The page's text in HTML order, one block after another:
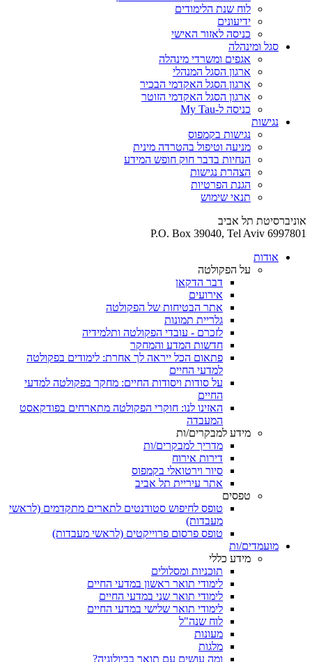
לוח שנת הלימודים
ידיעונים
כניסה לאזור האישי
סגל ומינהלה
אגפים ומשרדי מינהלה
ארגון הסגל המנהלי
ארגון הסגל האקדמי הבכיר
ארגון הסגל האקדמי הזוטר
כניסה ל-My Tau
נגישות
נגישות בקמפוס
מניעה וטיפול בהטרדה מינית
הנחיות בדבר חוק חופש המידע
הצהרת נגישות
הגנת הפרטיות
תנאי שימוש
אוניברסיטת תל אביב
P.O. Box 39040, Tel Aviv 6997801
אודות
על הפקולטה
דבר הדקאן
אירועים
אתר הבטיחות של הפקולטה
גלריית תמונות
לזכרם - עובדי הפקולטה ותלמידיה
חדשות המדע והמחקר
פתאום הכל ייראה לך אחרת: לימודים בפקולטה
למדעי החיים
על סודות ויסודות החיים: מחקר בפקולטה למדעי
החיים
האזינו לנו: חוקרי הפקולטה מתארחים בפודקאסט
המעבדה
מידע למבקרים/ות
מדריך למבקרים/ות
דירות אירוח
סיור וירטואלי בקמפוס
אתר עיריית תל אביב
טפסים
טופס לחיפוש סטודנטים לתארים מתקדמים (לראשי
מעבדות)
טופס פרסום פרוייקטים (לראשי מעבדות)
מועמדים/ות
מידע כללי
תוכניות ומסלולים
לימודי תואר ראשון במדעי החיים
לימודי תואר שני במדעי החיים
לימודי תואר שלישי במדעי החיים
לוח שנה"ל
מעונות
מלגות
ומה עושים עם תואר בביולוגיה?